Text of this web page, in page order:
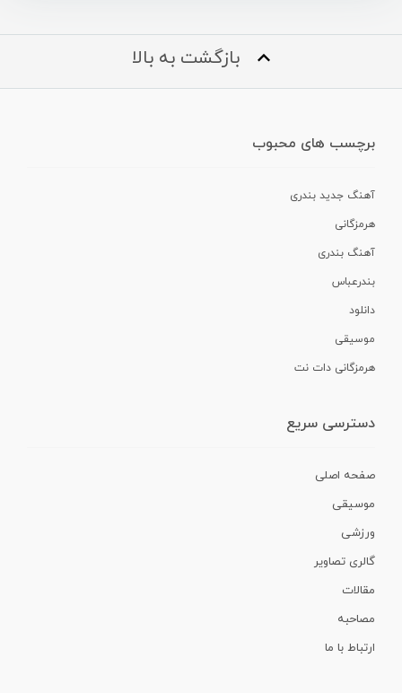
بازگشت به بالا
برچسب های محبوب
آهنگ جدید بندری
هرمزگانی
آهنگ بندری
بندرعباس
دانلود
موسیقی
هرمزگانی دات نت
دسترسی سریع
صفحه اصلی
موسیقی
ورزشی
گالری تصاویر
مقالات
مصاحبه
ارتباط با ما